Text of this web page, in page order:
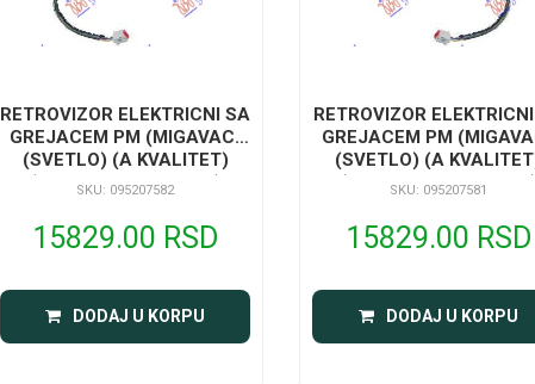
RETROVIZOR ELEKTRICNI SA
GREJACEM PM (MIGAVAC)
(SVETLO) (A KVALITET)
(ASFERICNO STAKLO)
SKU: 095207582
15829.00 RSD
DODAJ U KORPU
RETROVIZOR
GREJACEM PM
(SVETLO) (A
(KONVEKSNO STAKLO)
SKU: 095207581
15829.00 RSD
DODAJ U KORPU